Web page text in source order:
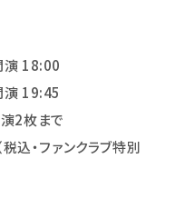
演 18:00
演 19:45
2枚まで
込・ファンクラブ特別